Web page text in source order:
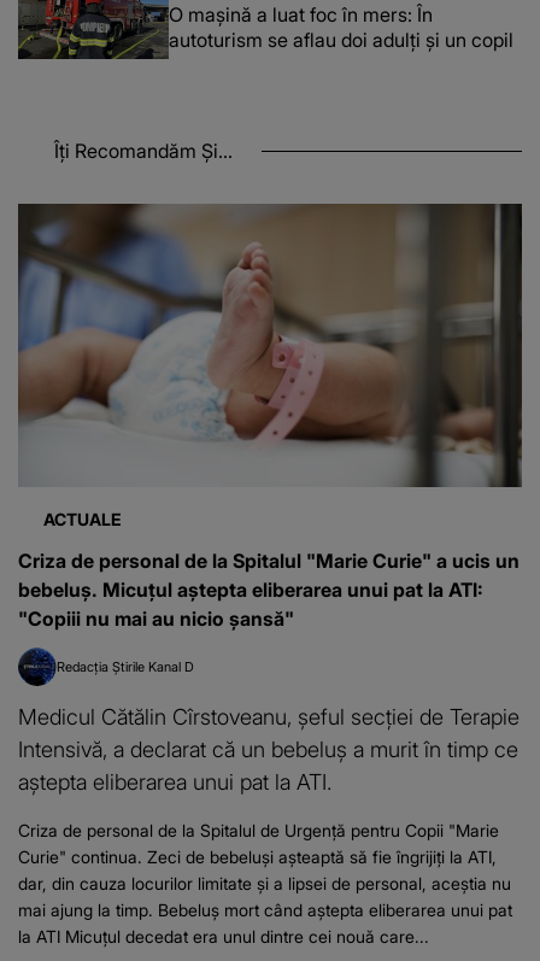
O maşină a luat foc în mers: În
autoturism se aflau doi adulți și un copil
Îți Recomandăm Și...
ACTUALE
Criza de personal de la Spitalul "Marie Curie" a ucis un
bebeluș. Micuțul aștepta eliberarea unui pat la ATI:
"Copiii nu mai au nicio șansă"
Redacția Știrile Kanal D
Medicul Cătălin Cîrstoveanu, șeful secției de Terapie
Intensivă, a declarat că un bebeluș a murit în timp ce
aștepta eliberarea unui pat la ATI.
Criza de personal de la Spitalul de Urgență pentru Copii "Marie
Curie" continua. Zeci de bebeluși așteaptă să fie îngrijiți la ATI,
dar, din cauza locurilor limitate și a lipsei de personal, aceștia nu
mai ajung la timp. Bebeluș mort când aștepta eliberarea unui pat
la ATI Micuțul decedat era unul dintre cei nouă care...